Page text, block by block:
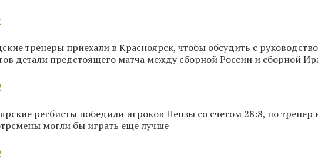
тренеры приехали в Красноярск, чтобы обсудить с
детали предстоящего матча между сборной России и сборной
регбисты победили игроков Пензы со счетом 28:8, но тренер
могли бы играть еще лучше